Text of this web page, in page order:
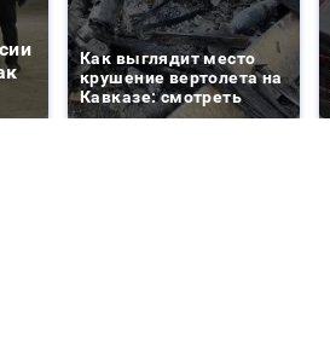
Как выглядит место
крушение вертолета на
Кавказе: смотреть